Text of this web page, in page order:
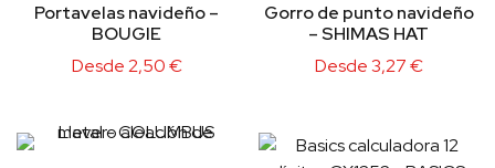
Portavelas navideño –
BOUGIE
Desde2,50€
Gorro de punto navideño
– SHIMAS HAT
Desde3,27€